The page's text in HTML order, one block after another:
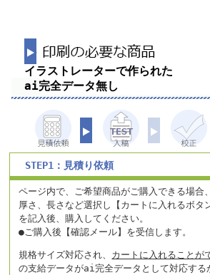
イラストレーターで作られた
ai完全データ無し
STEP1：見積り依頼
ページ内で、ご希望商品がご購入できる場合、
厚さ、長さなど選択し【カートに入れるボタ
を記入後、購入してください。
●ご購入後【確認メール】を受信します。
規格サイズ対応され、 カートに入れることが
の支給データがai完全データとして対応する